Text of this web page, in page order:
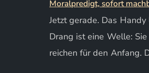
Jetzt gerade. Das
Drang ist eine Welle:
reichen für den Anfang.